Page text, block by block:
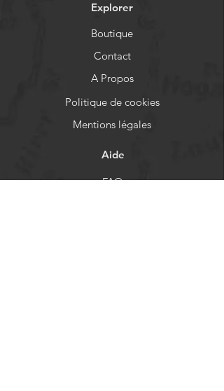
Explorer
Boutique
Contact
A Propos
Politique de cookies
Mentions légales
Aide
FAQ